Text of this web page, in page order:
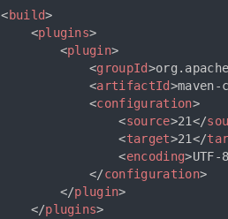
<build>
<plugins>
<plugin>
<groupId>
<artifactId>
<configuration>
<source>21</
<target>21</
<encoding>UTF-
</configuration>
</plugin>
</plugins>